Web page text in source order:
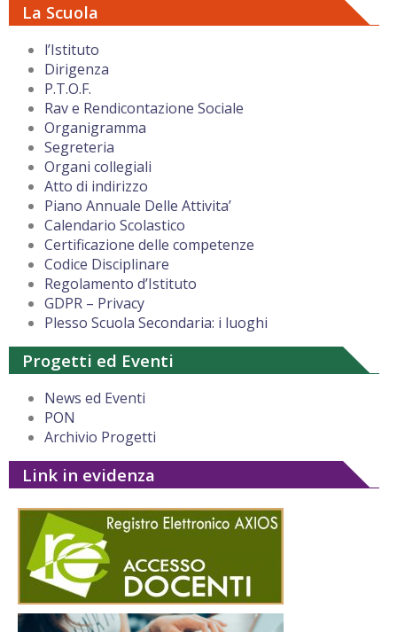
La Scuola
l’Istituto
Dirigenza
P.T.O.F.
Rav e Rendicontazione Sociale
Organigramma
Segreteria
Organi collegiali
Atto di indirizzo
Piano Annuale Delle Attivita’
Calendario Scolastico
Certificazione delle competenze
Codice Disciplinare
Regolamento d’Istituto
GDPR – Privacy
Plesso Scuola Secondaria: i luoghi
Progetti ed Eventi
News ed Eventi
PON
Archivio Progetti
Link in evidenza